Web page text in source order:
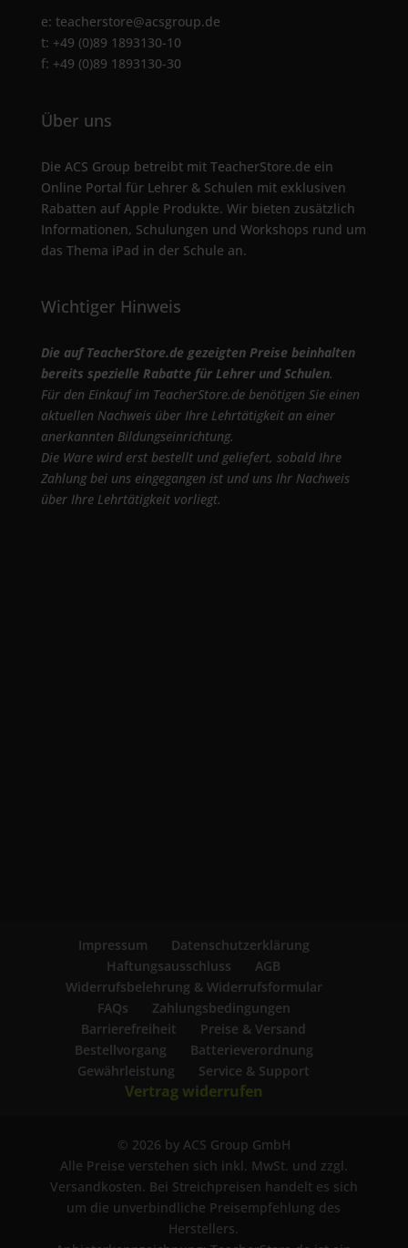
e: teacherstore@acsgroup.de
t: +49 (0)89 1893130-10
f: +49 (0)89 1893130-30
Über uns
Die ACS Group betreibt mit TeacherStore.de ein
Online Portal für Lehrer & Schulen mit exklusiven
Rabatten auf Apple Produkte. Wir bieten zusätzlich
Informationen, Schulungen und Workshops rund um
das Thema iPad in der Schule an.
Wichtiger Hinweis
Die auf TeacherStore.de gezeigten Preise beinhalten
bereits spezielle Rabatte für Lehrer und Schulen.
Für den Einkauf im TeacherStore.de benötigen Sie einen
aktuellen Nachweis über Ihre Lehrtätigkeit an einer
anerkannten Bildungseinrichtung.
Die Ware wird erst bestellt und geliefert, sobald Ihre
Zahlung bei uns eingegangen ist und uns Ihr Nachweis
über Ihre Lehrtätigkeit vorliegt.
Impressum
Datenschutzerklärung
Haftungsausschluss
AGB
Widerrufsbelehrung & Widerrufsformular
FAQs
Zahlungsbedingungen
Barrierefreiheit
Preise & Versand
Bestellvorgang
Batterieverordnung
Gewährleistung
Service & Support
Vertrag widerrufen
© 2026 by ACS Group GmbH
Alle Preise verstehen sich inkl. MwSt. und zzgl.
Versandkosten. Bei Streichpreisen handelt es sich
um die unverbindliche Preisempfehlung des
Herstellers.